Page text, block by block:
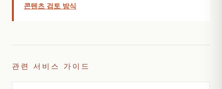
콘텐츠 검토 방식
관련 서비스 가이드